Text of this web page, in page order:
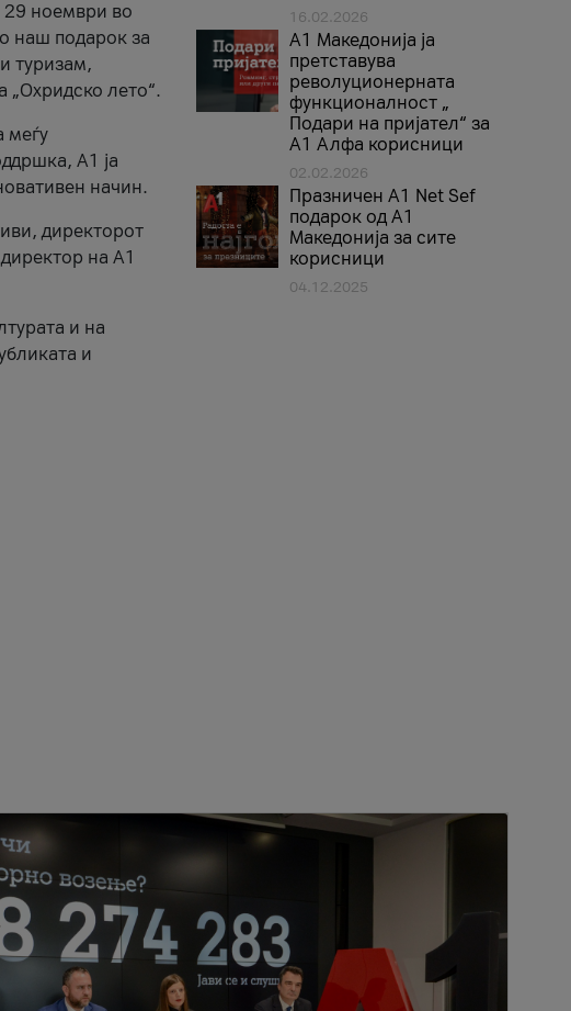
29 ноември во
наш подарок за
туризам,
„Охридско лето“.
меѓу
A1 ја
начин.
директорот
на A1
и на
и
16.02.2026
А1 Македонија ја
претставува
револуционерната
функционалност „
Подари на пријател“ за
А1 Алфа корисници
02.02.2026
Празничен A1 Net Sеf
подарок од А1
Македонија за сите
корисници
04.12.2025